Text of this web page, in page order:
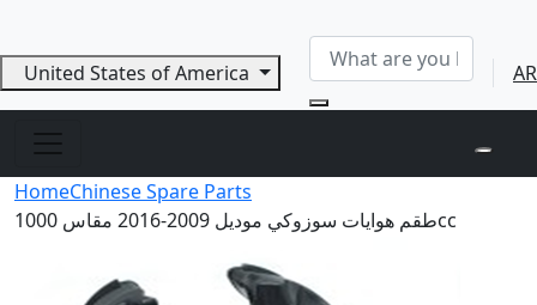
United States of America AR
HomeChinese Spare Parts
طقم هوايات سوزوكي موديل 2009-2016 مقاس 1000cc